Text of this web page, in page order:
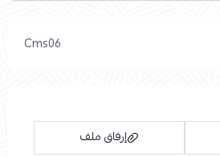
Cms06
إرفاق ملف